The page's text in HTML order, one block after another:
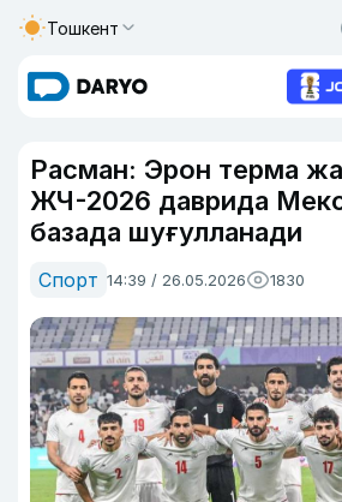
Тошкент
Расман: Эрон терма
ЖЧ-2026 даврида
базада шуғулланади
Спорт 14:39 / 26.05.2026 1830